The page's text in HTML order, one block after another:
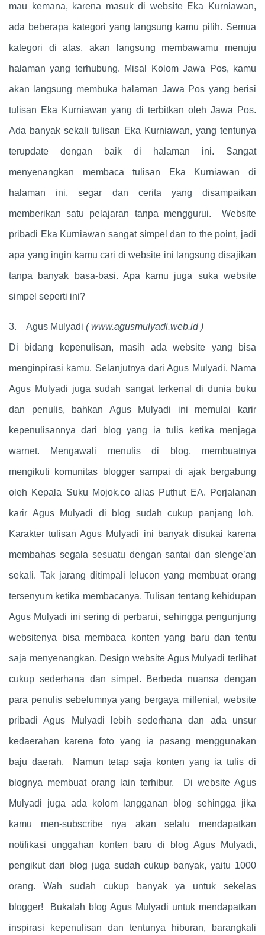
mau kemana, karena masuk di website Eka Kurniawan,
ada beberapa kategori yang langsung kamu pilih. Semua
kategori di atas, akan langsung membawamu menuju
halaman yang terhubung. Misal Kolom Jawa Pos, kamu
akan langsung membuka halaman Jawa Pos yang berisi
tulisan Eka Kurniawan yang di terbitkan oleh Jawa Pos.
Ada banyak sekali tulisan Eka Kurniawan, yang tentunya
terupdate dengan baik di halaman ini. Sangat
menyenangkan membaca tulisan Eka Kurniawan di
halaman ini, segar dan cerita yang disampaikan
memberikan satu pelajaran tanpa menggurui. Website
pribadi Eka Kurniawan sangat simpel dan to the point, jadi
apa yang ingin kamu cari di website ini langsung disajikan
tanpa banyak basa-basi. Apa kamu juga suka website
simpel seperti ini?
3. Agus Mulyadi ( www.agusmulyadi.web.id )
Di bidang kepenulisan, masih ada website yang bisa
menginpirasi kamu. Selanjutnya dari Agus Mulyadi. Nama
Agus Mulyadi juga sudah sangat terkenal di dunia buku
dan penulis, bahkan Agus Mulyadi ini memulai karir
kepenulisannya dari blog yang ia tulis ketika menjaga
warnet. Mengawali menulis di blog, membuatnya
mengikuti komunitas blogger sampai di ajak bergabung
oleh Kepala Suku Mojok.co alias Puthut EA. Perjalanan
karir Agus Mulyadi di blog sudah cukup panjang loh.
Karakter tulisan Agus Mulyadi ini banyak disukai karena
membahas segala sesuatu dengan santai dan slenge’an
sekali. Tak jarang ditimpali lelucon yang membuat orang
tersenyum ketika membacanya. Tulisan tentang kehidupan
Agus Mulyadi ini sering di perbarui, sehingga pengunjung
websitenya bisa membaca konten yang baru dan tentu
saja menyenangkan. Design website Agus Mulyadi terlihat
cukup sederhana dan simpel. Berbeda nuansa dengan
para penulis sebelumnya yang bergaya millenial, website
pribadi Agus Mulyadi lebih sederhana dan ada unsur
kedaerahan karena foto yang ia pasang menggunakan
baju daerah. Namun tetap saja konten yang ia tulis di
blognya membuat orang lain terhibur. Di website Agus
Mulyadi juga ada kolom langganan blog sehingga jika
kamu men-subscribe nya akan selalu mendapatkan
notifikasi unggahan konten baru di blog Agus Mulyadi,
pengikut dari blog juga sudah cukup banyak, yaitu 1000
orang. Wah sudah cukup banyak ya untuk sekelas
blogger! Bukalah blog Agus Mulyadi untuk mendapatkan
inspirasi kepenulisan dan tentunya hiburan, barangkali